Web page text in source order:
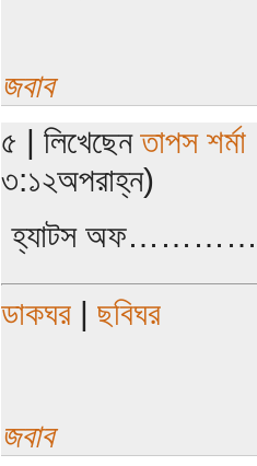
জবাব
৫ | লিখেছেনতাপস শর্মা
৩:১২অপরাহ্ন)
হ্যাটস
ডাকঘর| ছবিঘর
জবাব